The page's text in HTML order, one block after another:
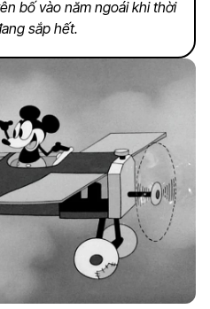
bố vào năm ngoái khi thời
sắp hết.